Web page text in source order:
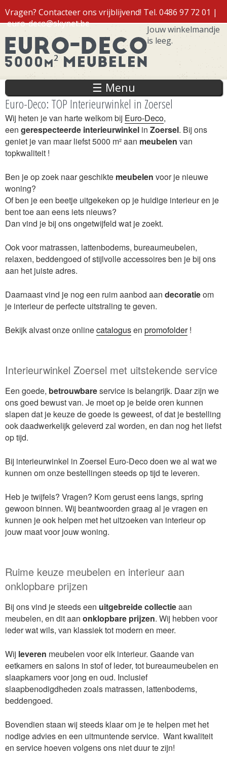
en naar
de inhoud
gaan
Vragen? Contacteer ons vrijblijvend! Tel. 0486 97 72 01 |
euro-deco@skynet.be
Inloggen
Jouw winkelmandje
is leeg.
☰ Menu
Euro-Deco: TOP Interieurwinkel in Zoersel
Wij heten je van harte welkom bij Euro-Deco,
een gerespecteerde interieurwinkel in Zoersel. Bij ons
geniet je van maar liefst 5000 m² aan meubelen van
topkwaliteit !
Ben je op zoek naar geschikte meubelen voor je nieuwe
woning?
Of ben je een beetje uitgekeken op je huidige interieur en je
bent toe aan eens iets nieuws?
Dan vind je bij ons ongetwijfeld wat je zoekt.
Ook voor matrassen, lattenbodems, bureaumeubelen,
relaxen, beddengoed of stijlvolle accessoires ben je bij ons
aan het juiste adres.
Daarnaast vind je nog een ruim aanbod aan decoratieom
je interieur de perfecte uitstraling te geven.
Bekijk alvast onze onlinecatalogusen promofolder!
Interieurwinkel Zoersel met uitstekende service
Een goede, betrouwbareservice is belangrijk. Daar zijn we
ons goed bewust van. Je moet op je beide oren kunnen
slapen dat je keuze de goede is geweest, of dat je bestelling
ook daadwerkelijk geleverd zal worden, en dan nog het liefst
op tijd.
Bij interieurwinkel in Zoersel Euro-Deco doen we al wat we
kunnen om onze bestellingen steeds op tijd te leveren.
Heb je twijfels? Vragen? Kom gerust eens langs, spring
gewoon binnen. Wij beantwoorden graag al je vragen en
kunnen je ook helpen met het uitzoeken van interieur op
jouw maat voor jouw woning.
Ruime keuze meubelen en interieur aan
onklopbare prijzen
Bij ons vind je steeds een uitgebreidecollectieaan
meubelen, en dit aan onklopbare prijzen. Wij hebben voor
ieder wat wils, van klassiek tot modern en meer.
Wij leveren meubelen voor elk interieur. Gaande van
eetkamers en salons in stof of leder, tot bureaumeubelen en
slaapkamers voor jong en oud. Inclusief
slaapbenodigdheden zoals matrassen, lattenbodems,
beddengoed.
Bovendien staan wij steeds klaar om je te helpen met het
nodige advies en een uitmuntende service. Want kwaliteit
en service hoeven volgens ons niet duur te zijn!